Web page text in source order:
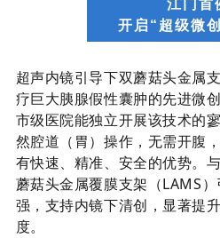
江门首
开启“超级微
超声内镜引导下双蘑菇头金属
疗巨大胰腺假性囊肿的先进微
市级医院能独立开展该技术的
然腔道（胃）操作，无需开腹
有快速、精准、安全的优势。
蘑菇头金属覆膜支架 （LAMS
强，支持内镜下清创，显著提
度。